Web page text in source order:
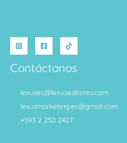
Contáctanos
lexusec@lexuseditores.com
lexusmarketing.ec@gmail.com
+593 2 250 2427